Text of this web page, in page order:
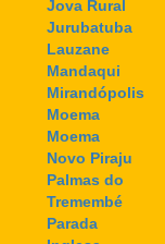
Jova Rural
Jurubatuba
Lauzane
Mandaqui
Mirandópolis
Moema
Moema
Novo Piraju
Palmas do
Tremembé
Parada